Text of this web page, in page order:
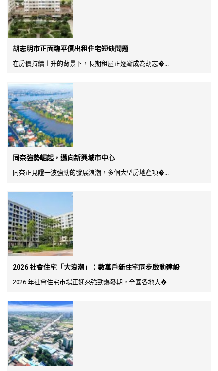
胡志明市正面臨平價出租住宅短缺問題
在房價持續上升的背景下，長期租屋正逐漸成為胡志�...
同奈強勢崛起，邁向新興城市中心
同奈正見證一波強勁的發展浪潮，多個大型房地產項�...
2026 社會住宅「大浪潮」：數萬戶新住宅同步啟動建設
2026 年社會住宅市場正迎來強勁爆發期，全國各地大�...